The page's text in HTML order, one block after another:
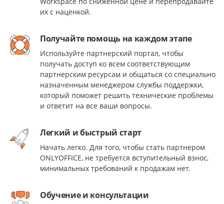
их с наценкой.
Получайте помощь на каждом этапе
Используйте партнерский портал, чтобы
получать доступ ко всем соответствующим
партнерским ресурсам и общаться со специально
назначенным менеджером службы поддержки,
который поможет решить технические проблемы
и ответит на все ваши вопросы.
Легкий и быстрый старт
Начать легко. Для того, чтобы стать партнером
ONLYOFFICE, не требуется вступительный взнос,
минимальных требований к продажам нет.
Обучение и консультации